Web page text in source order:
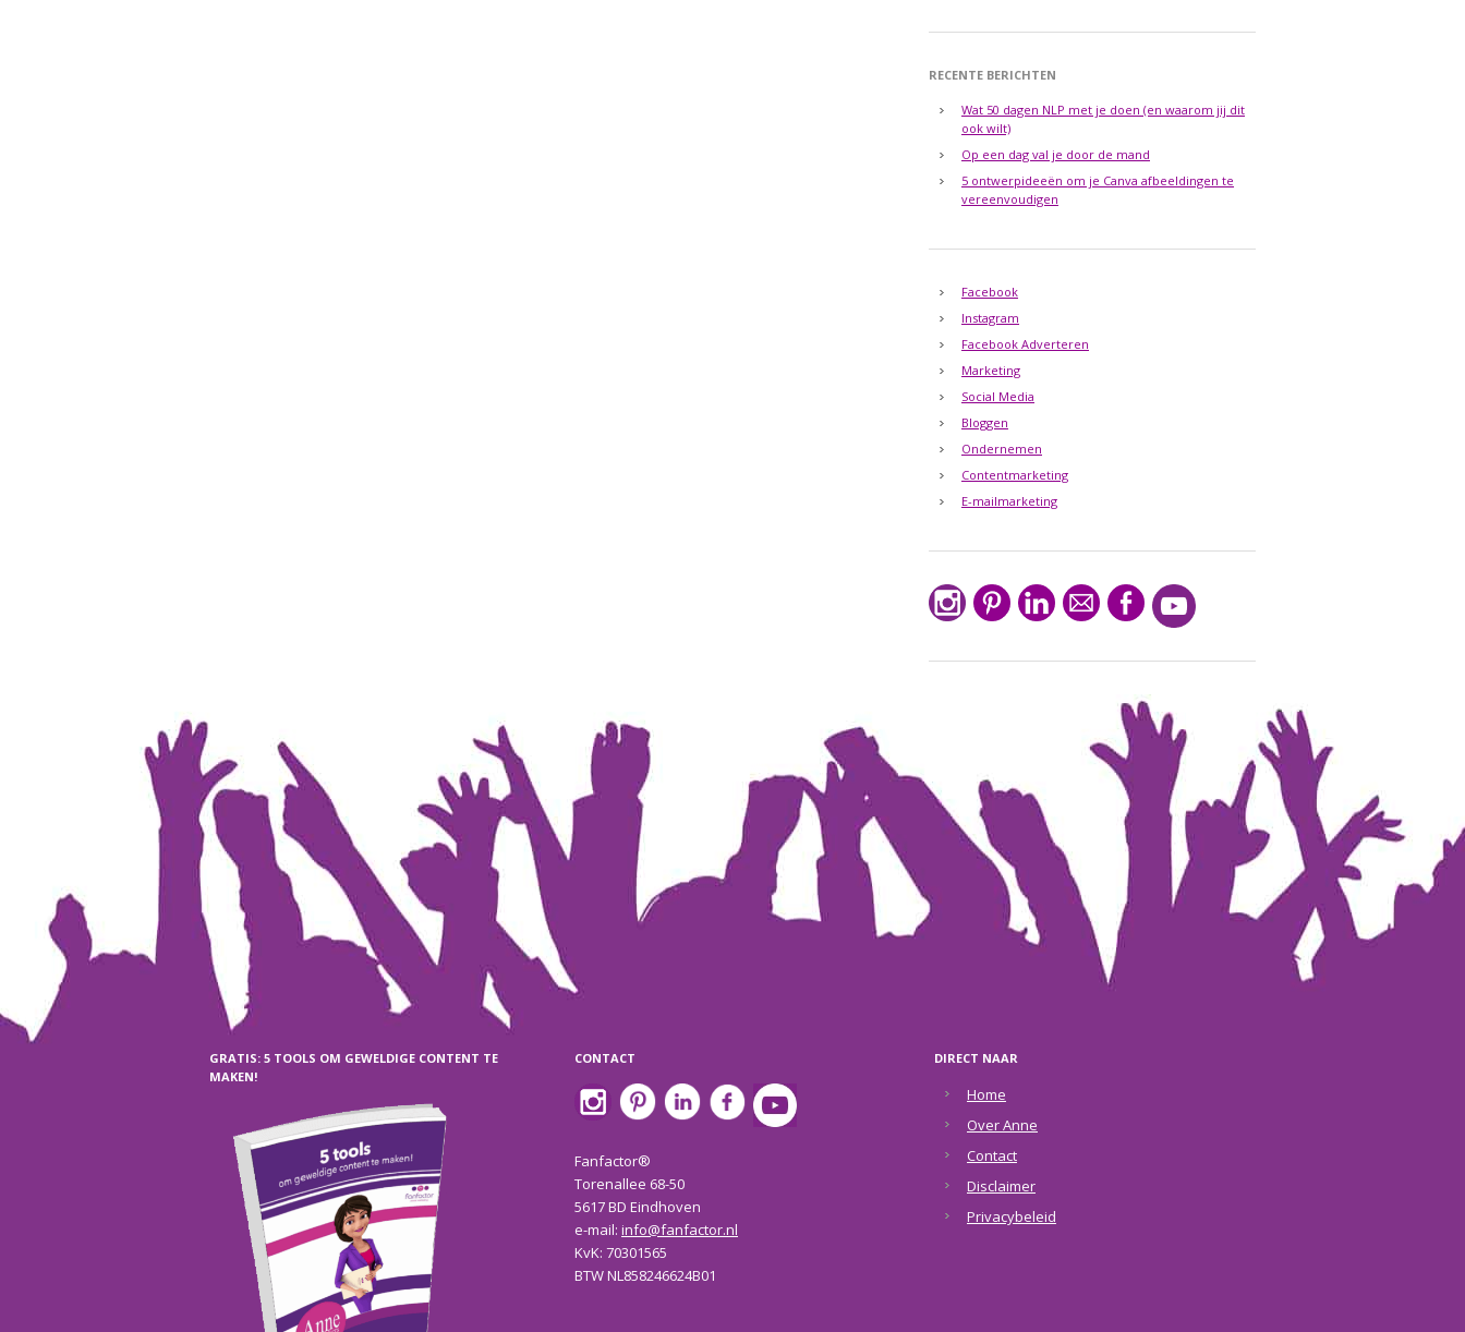
RECENTE BERICHTEN
Wat 50 dagen NLP met je doen (en waarom jij dit
ook wilt)
Op een dag val je door de mand
5 ontwerpideeën om je Canva afbeeldingen te
vereenvoudigen
Facebook
Instagram
Facebook Adverteren
Marketing
Social Media
Bloggen
Ondernemen
Contentmarketing
E-mailmarketing
GRATIS: 5 TOOLS OM GEWELDIGE CONTENT TE
MAKEN!
CONTACT
Fanfactor®
Torenallee 68-50
5617 BD Eindhoven
e-mail: info@fanfactor.nl
KvK: 70301565
BTW NL858246624B01
DIRECT NAAR
Home
Over Anne
Contact
Disclaimer
Privacybeleid